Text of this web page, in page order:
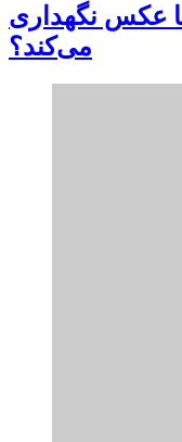
عکس نگهداری
می‌کند؟